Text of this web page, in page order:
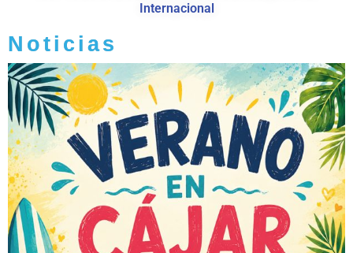
Internacional
Noticias